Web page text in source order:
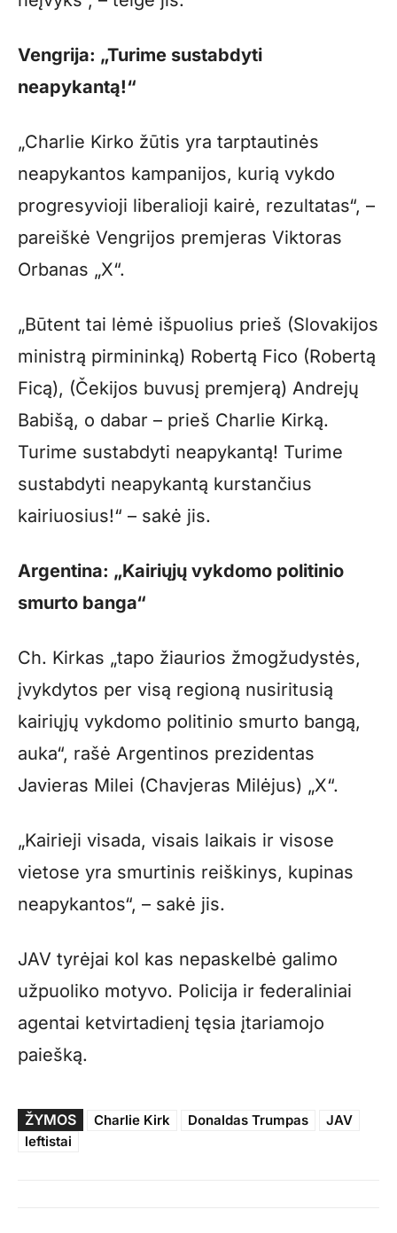
Vengrija: „Turime sustabdyti
neapykantą!“
„Charlie Kirko žūtis yra tarptautinės
neapykantos kampanijos, kurią vykdo
progresyvioji liberalioji kairė, rezultatas“, –
pareiškė Vengrijos premjeras Viktoras
Orbanas „X“.
„Būtent tai lėmė išpuolius prieš (Slovakijos
ministrą pirmininką) Robertą Fico (Robertą
Ficą), (Čekijos buvusį premjerą) Andrejų
Babišą, o dabar – prieš Charlie Kirką.
Turime sustabdyti neapykantą! Turime
sustabdyti neapykantą kurstančius
kairiuosius!“ – sakė jis.
Argentina: „Kairiųjų vykdomo politinio
smurto banga“
Ch. Kirkas „tapo žiaurios žmogžudystės,
įvykdytos per visą regioną nusiritusią
kairiųjų vykdomo politinio smurto bangą,
auka“, rašė Argentinos prezidentas
Javieras Milei (Chavjeras Milėjus) „X“.
„Kairieji visada, visais laikais ir visose
vietose yra smurtinis reiškinys, kupinas
neapykantos“, – sakė jis.
JAV tyrėjai kol kas nepaskelbė galimo
užpuoliko motyvo. Policija ir federaliniai
agentai ketvirtadienį tęsia įtariamojo
paiešką.
ŽYMOS Charlie Kirk Donaldas Trumpas
JAV
leftistai